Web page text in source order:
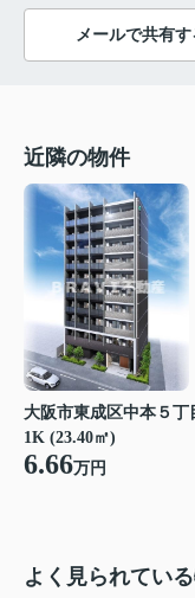
メールで共有す
近隣の物件
大阪市東成区中本５丁
1K (23.40㎡)
6.66万円
よく見られてい